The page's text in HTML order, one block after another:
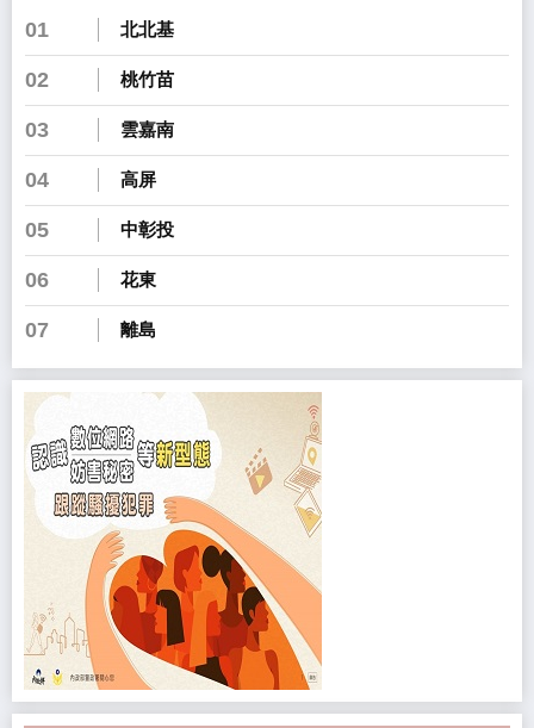
01 北北基
02 桃竹苗
03 雲嘉南
04 高屏
05 中彰投
06 花東
07 離島